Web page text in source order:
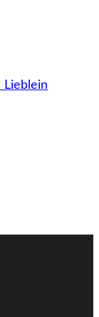
Lieblein